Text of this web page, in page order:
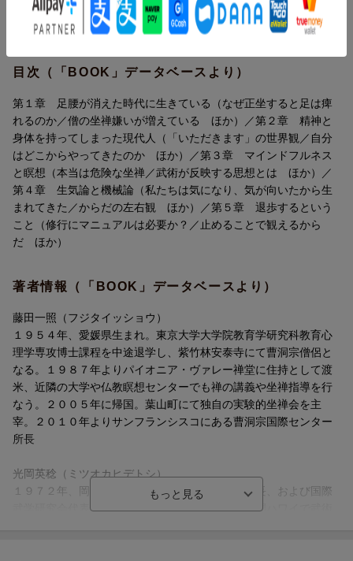
こころとからだが活き活きと動き出す！
にやってきたんです。人は足腰が奪われたり、足腰の経験が消え
てしまうと一瞬にして自信を失います。
【藤田】禅宗のお坊さんの坐禅嫌いが生じています。曹洞宗の大
本山である永平寺でも、
それが問題になっているんです。坐禅は本来は「おもしろい」も
のなんです。道元さんは、
坐禅は「安楽の法門」なのだから、「普く勧めなさい」と言って
いるんですけど。
＜b＞第1章……足腰が消えた時代に生きている＜/b＞
■僧の坐禅嫌いが増えている
■低所恐怖症の現代日本人
■とりあえずしゃがむ姿勢から始める
＜b＞第2章……精神と身体を持ってしまった現代人＜/b＞
■「いただきます」の世界観
■自分はどこからやってきたのか
■「からっぽ」からすべてが生まれる
■坐禅の身体感覚
＜b＞第3章……マインドフルと瞑想＜/b＞
功、内観。古来の修行・稽古法から「自然体」への道を実践的に
探求する。
目次（「BOOK」データベースより）
第１章 足腰が消えた時代に生きている（なぜ正坐すると足は痺
れるのか／僧の坐禅嫌いが増えている ほか）／第２章 精神と
身体を持ってしまった現代人（「いただきます」の世界観／自分
はどこからやってきたのか ほか）／第３章 マインドフルネス
と瞑想（本当は危険な坐禅／武術が反映する思想とは ほか）／
第４章 生気論と機械論（私たちは気になり、気が向いたから生
まれてきた／からだの左右観 ほか）／第５章 退歩するという
こと（修行にマニュアルは必要か？／止めることで観えるから
だ ほか）
著者情報（「BOOK」データベースより）
藤田一照（フジタイッショウ）
１９５４年、愛媛県生まれ。東京大学大学院教育学研究科教育心
理学専攻博士課程を中途退学し、紫竹林安泰寺にて曹洞宗僧侶と
なる。１９８７年よりパイオニア・ヴァレー禅堂に住持として渡
米、近隣の大学や仏教瞑想センターでも禅の講義や坐禅指導を行
なう。２００５年に帰国。葉山町にて独自の実験的坐禅会を主
宰。２０１０年よりサンフランシスコにある曹洞宗国際センター
所長
光岡英稔（ミツオカヒデトシ）
１９７２年、岡山県生まれ。日本韓氏意拳学会会長、および国際
武学研究会代表。多くの武道・武術を学び１１年間ハワイで武術